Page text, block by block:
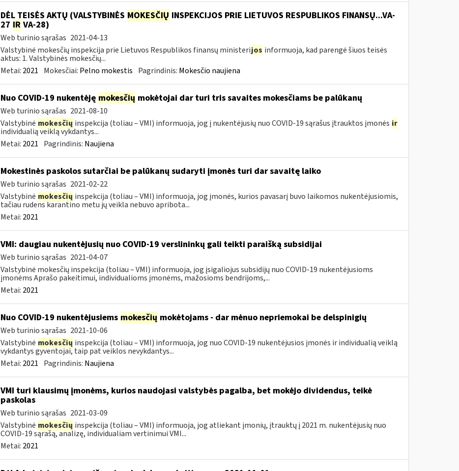
DĖL TEISĖS AKTŲ (VALSTYBINĖS MOKESČIŲ INSPEKCIJOS PRIE LIETUVOS RESPUBLIKOS FINANSŲ...VA-
27 IR VA-28)
Web turinio sąrašas 2021-04-13
Valstybinė mokesčių inspekcija prie Lietuvos Respublikos finansų ministerijos informuoja, kad parengė šiuos teisės
aktus: 1. Valstybinės mokesčių...
Metai: 2021 Mokesčiai: Pelno mokestis Pagrindinis: Mokesčio naujiena
Nuo COVID-19 nukentėję mokesčių mokėtojai dar turi tris savaites mokesčiams be palūkanų
Web turinio sąrašas 2021-08-10
Valstybinė mokesčių inspekcija (toliau – VMI) informuoja, jog į nukentėjusių nuo COVID-19 sąrašus įtrauktos įmonės ir
individualią veiklą vykdantys...
Metai: 2021 Pagrindinis: Naujiena
Mokestinės paskolos sutarčiai be palūkanų sudaryti įmonės turi dar savaitę laiko
Web turinio sąrašas 2021-02-22
Valstybinė mokesčių inspekcija (toliau – VMI) informuoja, jog įmonės, kurios pavasarį buvo laikomos nukentėjusiomis,
tačiau rudens karantino metu jų veikla nebuvo apribota...
Metai: 2021
VMI: daugiau nukentėjusių nuo COVID-19 verslininkų gali teikti paraišką subsidijai
Web turinio sąrašas 2021-04-07
Valstybinė mokesčių inspekcija (toliau – VMI) informuoja, jog įsigaliojus subsidijų nuo COVID-19 nukentėjusioms
įmonėms Aprašo pakeitimui, individualioms įmonėms, mažosioms bendrijoms,...
Metai: 2021
Nuo COVID-19 nukentėjusiems mokesčių mokėtojams - dar mėnuo nepriemokai be delspinigių
Web turinio sąrašas 2021-10-06
Valstybinė mokesčių inspekcija (toliau – VMI) informuoja, jog nuo COVID-19 nukentėjusios įmonės ir individualią veiklą
vykdantys gyventojai, taip pat veiklos nevykdantys...
Metai: 2021 Pagrindinis: Naujiena
VMI turi klausimų įmonėms, kurios naudojasi valstybės pagalba, bet mokėjo dividendus, teikė
paskolas
Web turinio sąrašas 2021-03-09
Valstybinė mokesčių inspekcija (toliau – VMI) informuoja, jog atliekant įmonių, įtrauktų į 2021 m. nukentėjusių nuo
COVID-19 sąrašą, analizę, individualiam vertinimui VMI...
Metai: 2021